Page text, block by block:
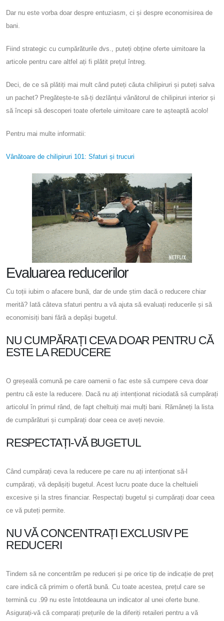
Dar nu este vorba doar despre entuziasm, ci și despre economisirea de
bani.
Fiind strategic cu cumpărăturile dvs., puteți obține oferte uimitoare la
articole pentru care altfel ați fi plătit prețul întreg.
Deci, de ce să plătiți mai mult când puteți căuta chilipiruri și puteți salva
un pachet? Pregătește-te să-ți dezlănțui vânătorul de chilipiruri interior și
să începi să descoperi toate ofertele uimitoare care te așteaptă acolo!
Pentru mai multe informatii:
Vânătoare de chilipiruri 101: Sfaturi și trucuri
Evaluarea reducerilor
Cu toții iubim o afacere bună, dar de unde știm dacă o reducere chiar
merită? Iată câteva sfaturi pentru a vă ajuta să evaluați reducerile și să
economisiți bani fără a depăși bugetul.
NU CUMPĂRAȚI CEVA DOAR PENTRU CĂ
ESTE LA REDUCERE
O greșeală comună pe care oamenii o fac este să cumpere ceva doar
pentru că este la reducere. Dacă nu ați intenționat niciodată să cumpărați
articolul în primul rând, de fapt cheltuiți mai mulți bani. Rămâneți la lista
de cumpărături și cumpărați doar ceea ce aveți nevoie.
RESPECTAȚI-VĂ BUGETUL
Când cumpărați ceva la reducere pe care nu ați intenționat să-l
cumpărați, vă depășiți bugetul. Acest lucru poate duce la cheltuieli
excesive și la stres financiar. Respectați bugetul și cumpărați doar ceea
ce vă puteți permite.
NU VĂ CONCENTRAȚI EXCLUSIV PE
REDUCERI
Tindem să ne concentrăm pe reduceri și pe orice tip de indicație de preț
care indică că primim o ofertă bună. Cu toate acestea, prețul care se
termină cu .99 nu este întotdeauna un indicator al unei oferte bune.
Asigurați-vă că comparați prețurile de la diferiți retaileri pentru a vă